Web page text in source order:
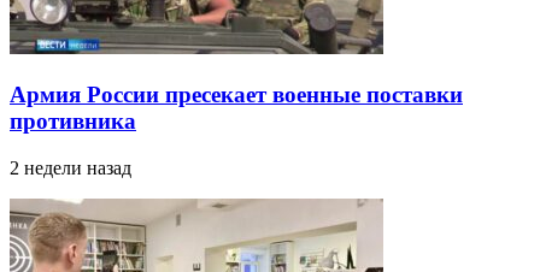
Армия России пресекает военные поставки
противника
2 недели назад